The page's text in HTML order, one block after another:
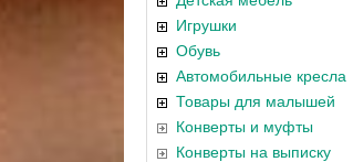
Игрушки
Обувь
Автомобильные кресла
Товары для малышей
Конверты и муфты
Конверты на выписку